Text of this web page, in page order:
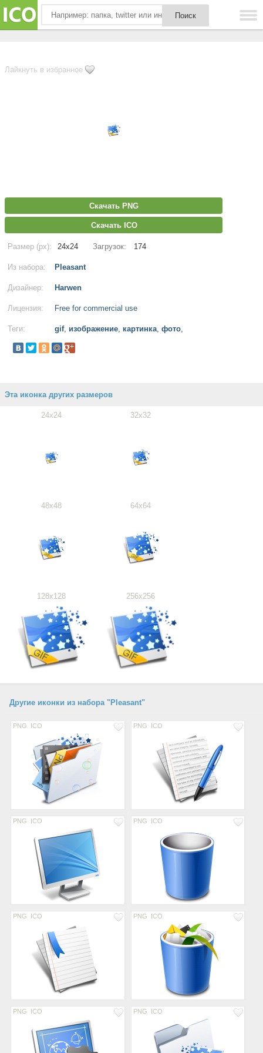
Лайкнуть в избранное
Скачать PNG
Скачать ICO
Размер (px): 24x24 Загрузок: 174
Из набора: Pleasant
Дизайнер: Harwen
Лицензия: Free for commercial use
Теги: gif, изображение, картинка, фото,
Эта иконка других размеров
24x24 32x32
48x48 64x64
128x128 256x256
Другие иконки из набора "Pleasant"
PNG ICO PNG ICO
PNG ICO PNG ICO
PNG ICO PNG ICO
PNG ICO PNG ICO